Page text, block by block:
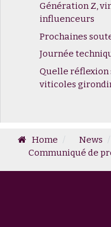
Génération Z,
influenceurs
Prochaines
Journée
Quelle réflexion
viticoles
Home
News
Communiqué de